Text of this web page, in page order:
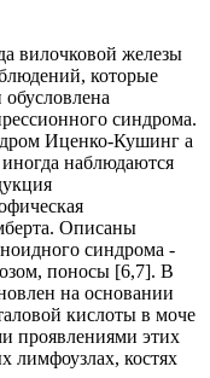
вилочковой железы
которые
синдрома.
Иценко-Кушинг а
наблюдаются
Описаны
синдрома -
поносы [6,7]. В
на основании
кислоты в моче
проявлениями этих
лимфоузлах, костях